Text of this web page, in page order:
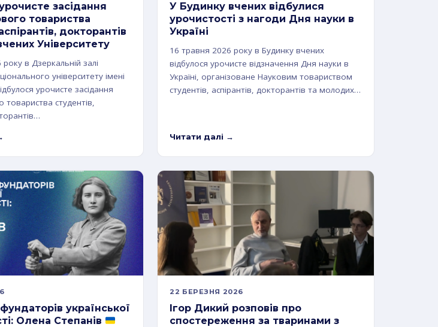
засідання
товариства
докторантів
Університету
в Дзеркальній залі
університету імені
урочисте засідання
студентів,
У Будинку вчених відбулися
урочистості з нагоди Дня науки в
Україні
16 травня 2026 року в Будинку вчених
відбулося урочисте відзначення Дня науки в
Україні, організоване Науковим товариством
студентів, аспірантів, докторантів та молодих…
Читати далі
української
Олена Степанів
22 БЕРЕЗНЯ 2026
Ігор Дикий розповів про
спостереження за тваринами з